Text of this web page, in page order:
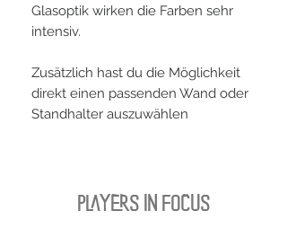
Glasoptik wirken die Farben sehr
intensiv.
Zusätzlich hast du die Möglichkeit
direkt einen passenden Wand oder
Standhalter auszuwählen
PLAYERS IN FOCUS